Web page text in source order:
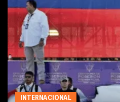
INTERNACIONAL